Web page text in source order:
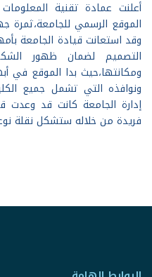
أعلنت عمادة تقنية
الموقع الرسمي
وقد استعانت قيادة الجامعة
التصميم لضمان ظهور
ومكانتها،حيث بدا الموقع في
ونوافذه التي تشمل جميع
إدارة الجامعة كانت قد
فريدة من خلاله ستشكل نقلة